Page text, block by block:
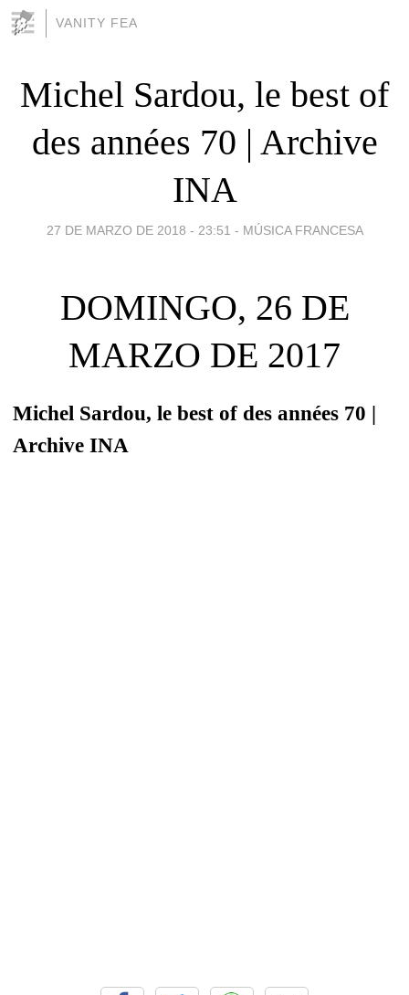
VANITY FEA
Michel Sardou, le best of
des années 70 | Archive
INA
27 DE MARZO DE 2018 - 23:51 - MÚSICA FRANCESA
DOMINGO, 26 DE
MARZO DE 2017
Michel Sardou, le best of des années 70 |
Archive INA